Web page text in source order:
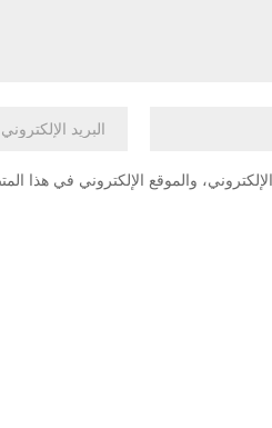
والموقع الإلكتروني في هذا